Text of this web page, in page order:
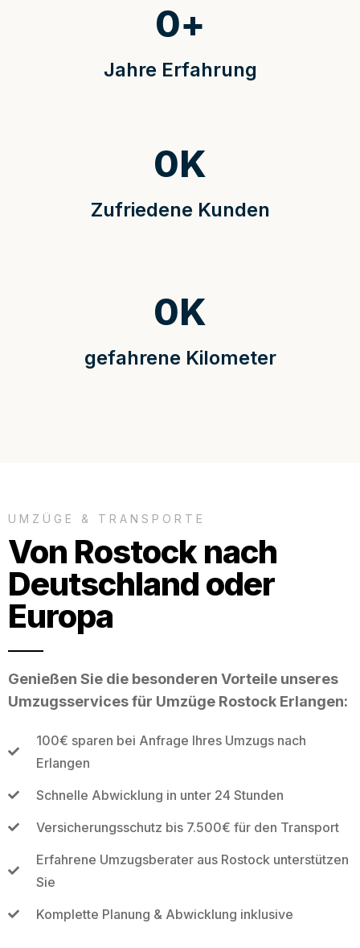
Jahre Erfahrung
0+
Zufriedene Kunden
0K
gefahrene Kilometer
0K
UMZÜGE & TRANSPORTE
Von Rostock nach
Deutschland oder
Europa
Genießen Sie die besonderen Vorteile unseres
Umzugsservices für Umzüge Rostock Erlangen:
100€ sparen bei Anfrage Ihres Umzugs nach
Erlangen
Schnelle Abwicklung in unter 24 Stunden
Versicherungsschutz bis 7.500€ für den Transport
Erfahrene Umzugsberater aus Rostock unterstützen
Sie
Komplette Planung & Abwicklung inklusive